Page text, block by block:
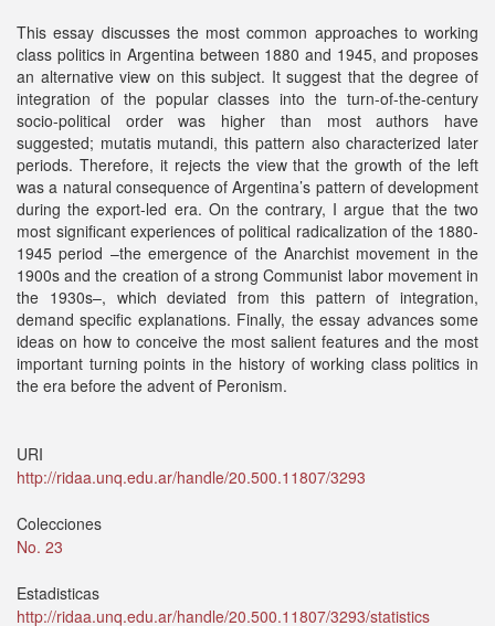
This essay discusses the most common approaches to working
class politics in Argentina between 1880 and 1945, and proposes
an alternative view on this subject. It suggest that the degree of
integration of the popular classes into the turn-of-the-century
socio-political order was higher than most authors have
suggested; mutatis mutandi, this pattern also characterized later
periods. Therefore, it rejects the view that the growth of the left
was a natural consequence of Argentina’s pattern of development
during the export-led era. On the contrary, I argue that the two
most significant experiences of political radicalization of the 1880-
1945 period –the emergence of the Anarchist movement in the
1900s and the creation of a strong Communist labor movement in
the 1930s–, which deviated from this pattern of integration,
demand specific explanations. Finally, the essay advances some
ideas on how to conceive the most salient features and the most
important turning points in the history of working class politics in
the era before the advent of Peronism.
URI
http://ridaa.unq.edu.ar/handle/20.500.11807/3293
Colecciones
No. 23
Estadisticas
http://ridaa.unq.edu.ar/handle/20.500.11807/3293/statistics